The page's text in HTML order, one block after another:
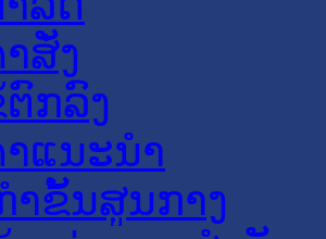
ສັ່ງ
ກລົງ
ແນະນໍາ
ຳຂັ້ນສູນກາງ